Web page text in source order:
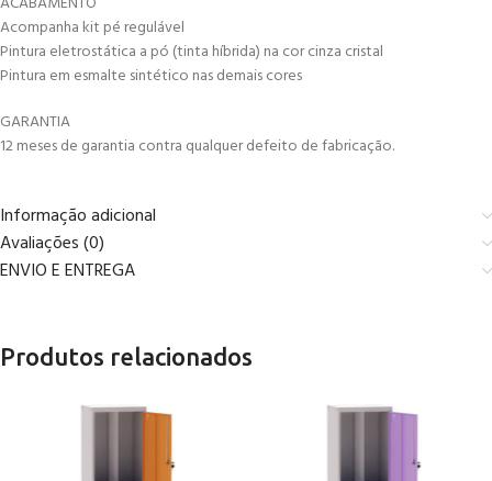
Acompanha kit pé regulável
Pintura eletrostática a pó (tinta híbrida) na cor cinza cristal
Pintura em esmalte sintético nas demais cores
GARANTIA
12 meses de garantia contra qualquer defeito de fabricação.
Informação adicional
Avaliações (0)
ENVIO E ENTREGA
Produtos relacionados